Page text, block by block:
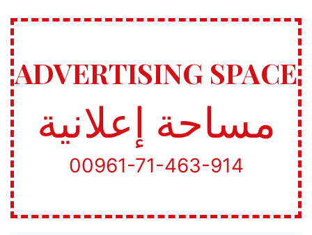
ADVERTISING SPACE
مساحة إعلانية
00961-71-463-914